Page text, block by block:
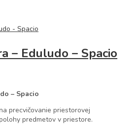
– Eduludo – Spacio
– Spacio
precvičovanie priestorovej
predmetov v priestore.